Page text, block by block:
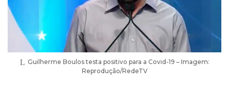
Guilherme Boulos testa positivo para a Covid-19 – Imagem:
Reprodução/RedeTV